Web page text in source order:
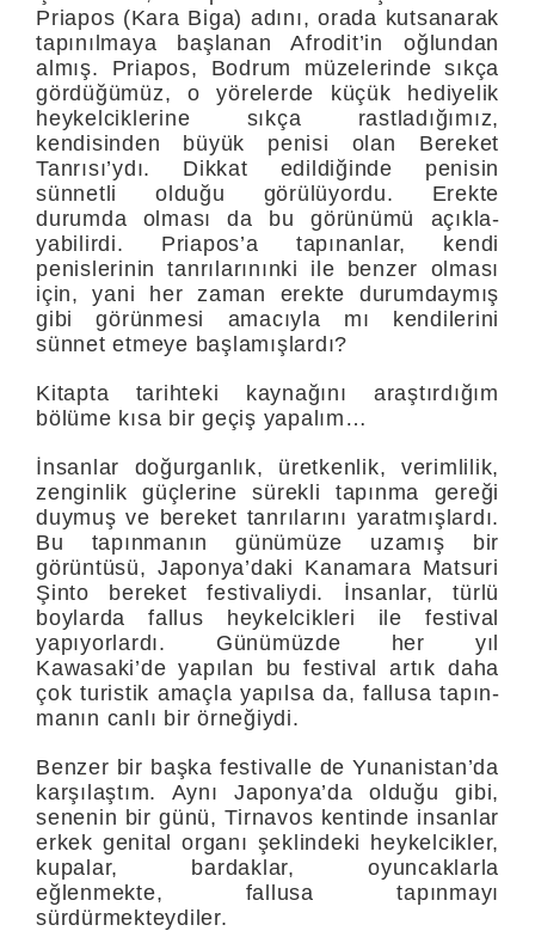
Priapos (Kara Biga) adını, orada kutsanarak
tapınılmaya başlanan Afrodit’in oğlundan
almış. Priapos, Bodrum müzelerinde sıkça
gördüğümüz, o yörelerde küçük hediyelik
heykelciklerine sıkça rastladığımız,
kendisinden büyük pe­nisi olan Bereket
Tanrısı’ydı. Dikkat edildiğinde penisin
sünnetli ol­duğu görülüyordu. Erekte
durumda olması da bu görünümü açıkla­
yabilirdi. Priapos’a tapınanlar, kendi
penislerinin tanrılarınınki ile benzer olması
için, yani her zaman erekte durumdaymış
gibi görünmesi amacıyla mı kendilerini
sünnet etmeye başlamışlardı?
Kitapta tarihteki kaynağını araştırdığım
bölüme kısa bir geçiş yapalım…
İnsanlar doğur­ganlık, üretkenlik, verimlilik,
zenginlik güçlerine sürekli tapınma ge­reği
duymuş ve bereket tanrılarını yaratmışlardı.
Bu tapınmanın gü­nümüze uzamış bir
görüntüsü, Japonya’daki Kanamara Matsuri
Şinto bereket festivaliydi. İnsanlar, türlü
boylarda fallus heykelcikle­ri ile festival
yapıyorlardı. Günümüzde her yıl
Kawasaki’de yapılan bu festival artık daha
çok turistik amaçla yapılsa da, fallusa tapın­
manın canlı bir örneğiydi.
Benzer bir başka festivalle de Yunanis­tan’da
karşılaştım. Aynı Japonya’da olduğu gibi,
senenin bir günü, Tirnavos kentinde insanlar
erkek genital organı şeklindeki heykelcik­ler,
kupalar, bardaklar, oyuncaklarla
eğlenmekte, fallusa tapınma­yı
sürdürmekteydiler.